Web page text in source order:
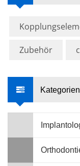
Zubehör
Kategorien